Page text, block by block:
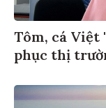
Tôm, cá Việt
phục thị